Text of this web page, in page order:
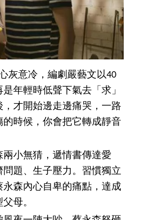
灰意冷，編劇嚴藝文以40
年輕時低聲下氣去「求」
才開始邊走邊痛哭，一路
時候，你會把它轉成靜音
小無猜，遞情書傳達愛
題、生子壓力。習慣獨立
森內心自卑的痛點，達成
母。